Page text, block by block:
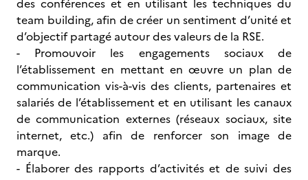
des conférences et en utilisant les techniques du
team building, afin de créer un sentiment d’unité et
d’objectif partagé autour des valeurs de la RSE.
- Promouvoir les engagements sociaux de
l’établissement en mettant en œuvre un plan de
communication vis-à-vis des clients, partenaires et
salariés de l’établissement et en utilisant les canaux
de communication externes (réseaux sociaux, site
internet, etc.) afin de renforcer son image de
marque.
- Élaborer des rapports d’activités et de suivi des